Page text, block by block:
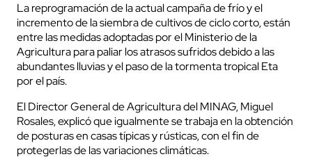
La reprogramación de la actual campaña de frío y el
incremento de la siembra de cultivos de ciclo corto, están
entre las medidas adoptadas por el Ministerio de la
Agricultura para paliar los atrasos sufridos debido a las
abundantes lluvias y el paso de la tormenta tropical Eta
por el país.
El Director General de Agricultura del MINAG, Miguel
Rosales, explicó que igualmente se trabaja en la obtención
de posturas en casas típicas y rústicas, con el fin de
protegerlas de las variaciones climáticas.